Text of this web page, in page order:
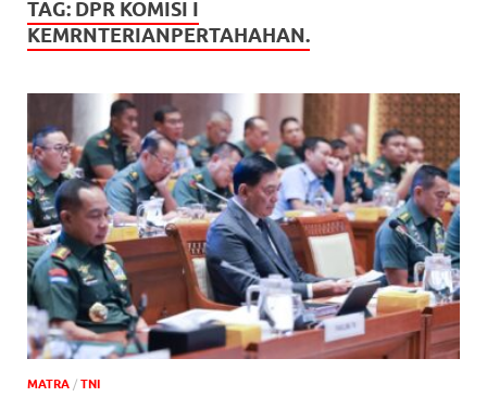
TAG: DPR KOMISI I
KEMRNTERIANPERTAHAHAN.
MATRA / TNI